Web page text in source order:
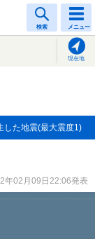
検索 メニュー
現在地
した地震(最大震度1)
年02月09日22:06発表